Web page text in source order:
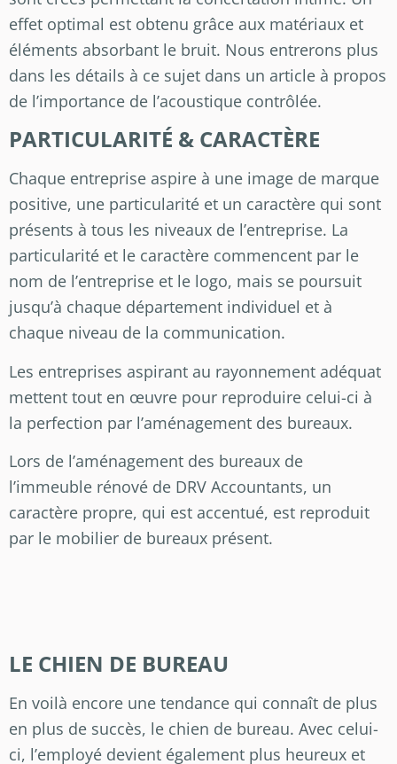
effet optimal est obtenu grâce aux matériaux et
éléments absorbant le bruit. Nous entrerons plus
dans les détails à ce sujet dans un article à propos
de l’importance de l’acoustique contrôlée.
PARTICULARITÉ & CARACTÈRE
Chaque entreprise aspire à une image de marque
positive, une particularité et un caractère qui sont
présents à tous les niveaux de l’entreprise. La
particularité et le caractère commencent par le
nom de l’entreprise et le logo, mais se poursuit
jusqu’à chaque département individuel et à
chaque niveau de la communication.
Les entreprises aspirant au rayonnement adéquat
mettent tout en œuvre pour reproduire celui-ci à
la perfection par l’aménagement des bureaux.
Lors de l’aménagement des bureaux de
l’immeuble rénové de DRV Accountants, un
caractère propre, qui est accentué, est reproduit
par le mobilier de bureaux présent.
LE CHIEN DE BUREAU
En voilà encore une tendance qui connaît de plus
en plus de succès, le chien de bureau. Avec celui-
ci, l’employé devient également plus heureux et